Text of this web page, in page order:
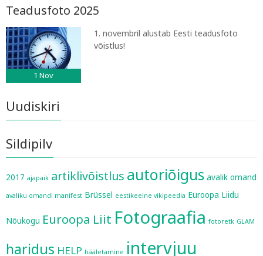
Teadusfoto 2025
1 Nov
1. novembril alustab Eesti teadusfoto
võistlus!
Uudiskiri
Sildipilv
2017 ajapaik artiklivõistlus autoriõigus avalik omand
avaliku omandi manifest Brüssel eestikeelne vikipeedia Euroopa Liidu
Nõukogu Euroopa Liit Fotograafia fotoretk GLAM
haridus HELP hääletamine intervjuu